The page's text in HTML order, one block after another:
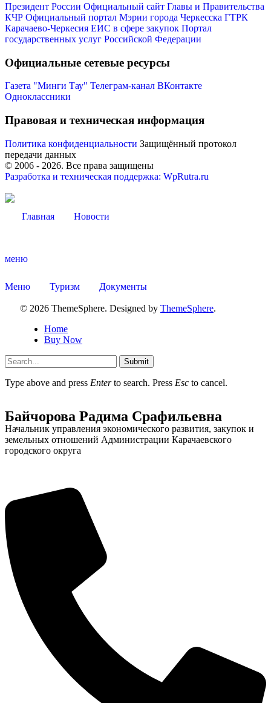
Президент России Официальный сайт Главы и Правительства
КЧР Официальный портал Мэрии города Черкесска ГТРК
Карачаево-Черкесия ЕИС в сфере закупок Портал
государственных услуг Российской Федерации
Официальные сетевые ресурсы
Газета "Минги Тау" Телеграм-канал ВКонтакте
Одноклассники
Правовая и техническая информация
Политика конфиденциальности Защищённый протокол
передачи данных
© 2006 - 2026. Все права защищены
Разработка и техническая поддержка: WpRutra.ru
Главная Новости
меню
Меню Туризм Документы
© 2026 ThemeSphere. Designed by ThemeSphere.
Home
Buy Now
Submit
Type above and press Enterto search. Press Esc to cancel.
Байчорова Радима Срафильевна
Начальник управления экономического развития, закупок и
земельных отношений Администрации Карачаевского
городского округа